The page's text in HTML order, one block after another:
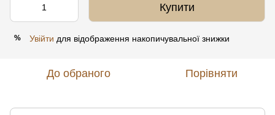
Купити
% Увійти для відображення накопичувальної знижки
До обраного Порівняти